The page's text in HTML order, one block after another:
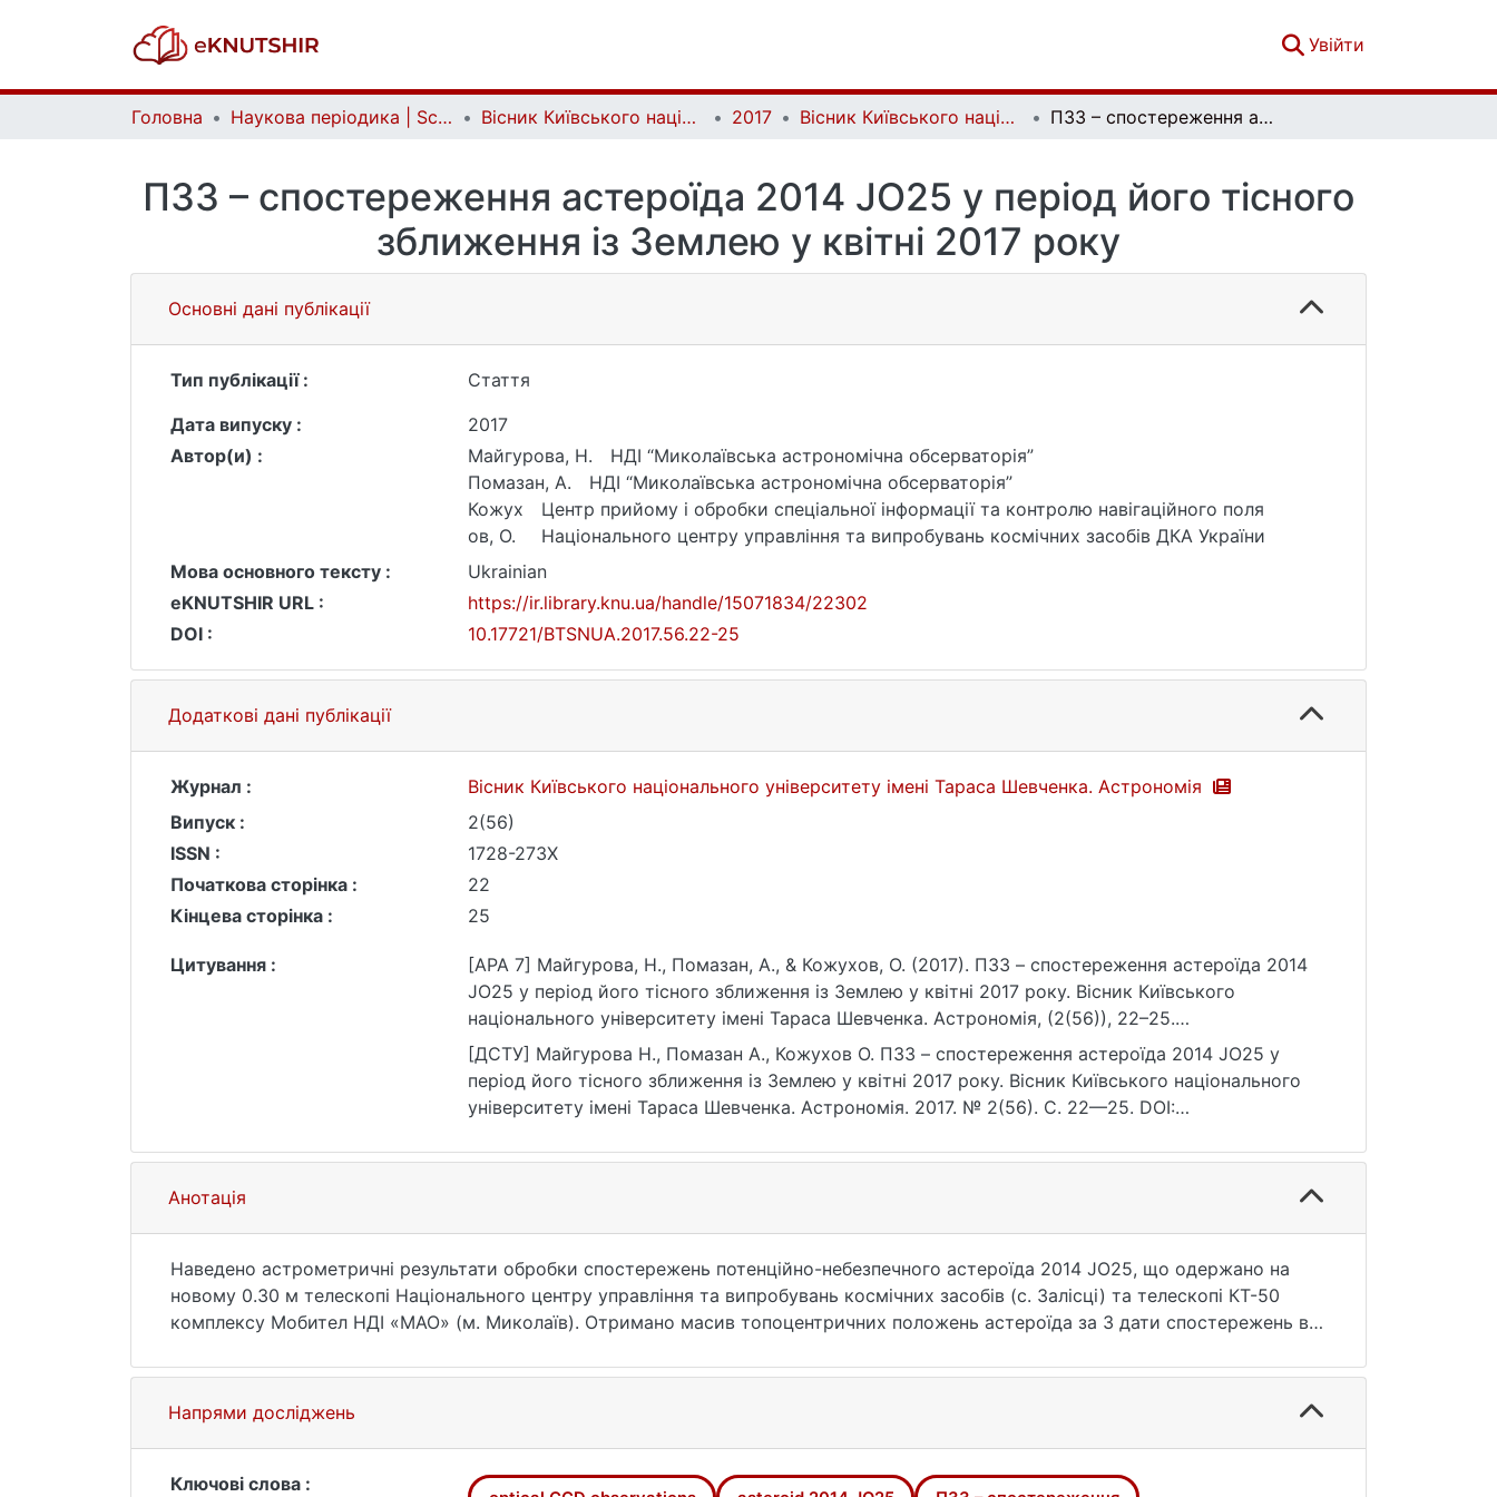
Увійти
Головна Наукова періодика | Scientific periodicals Вісник Київського національного університету імені Тараса Шевченка. Астрономія | Bulletin of Taras Shevchenko National University of Kyiv. Astronomy 2017 Вісник Київського національного університету імені Тараса Шевченка. Астрономія. Вип. 2(56) ПЗЗ – спостереження астероїда 2014 JO25 у період його тісного зближення із Землею у квітні 2017 року
ПЗЗ – спостереження астероїда 2014 JO25 у період його тісного
зближення із Землею у квітні 2017 року
Основні дані публікації
Тип публікації :
Стаття
Дата випуску :
2017
Автор(и) :
Майгурова, Н.
НДІ “Миколаївська астрономічна обсерваторія”
Помазан, А.
НДІ “Миколаївська астрономічна обсерваторія”
Кожух
ов, О.
Центр прийому і обробки спеціальної інформації та контролю навігаційного поля
Національного центру управління та випробувань космічних засобів ДКА України
Мова основного тексту :
Ukrainian
eKNUTSHIR URL :
https://ir.library.knu.ua/handle/15071834/22302
DOI :
10.17721/BTSNUA.2017.56.22-25
Додаткові дані публікації
Журнал :
Вісник Київського національного університету імені Тараса Шевченка. Астрономія
Випуск :
2(56)
ISSN :
1728-273X
Початкова сторінка :
22
Кінцева сторінка :
25
Цитування :
[APA 7] Майгурова, Н., Помазан, А., & Кожухов, О. (2017). ПЗЗ – спостереження астероїда 2014
JO25 у період його тісного зближення із Землею у квітні 2017 року. Вісник Київського
національного університету імені Тараса Шевченка. Астрономія, (2(56)), 22–25.
https://doi.org/10.17721/BTSNUA.2017.56.22-25
[ДСТУ] Майгурова Н., Помазан А., Кожухов О. ПЗЗ – спостереження астероїда 2014 JO25 у
період його тісного зближення із Землею у квітні 2017 року. Вісник Київського національного
університету імені Тараса Шевченка. Астрономія. 2017. № 2(56). С. 22—25. DOI:
Анотація
Наведено астрометричні результати обробки спостережень потенційно-небезпечного астероїда 2014 JO25, що одержано на
новому 0.30 м телескопі Національного центру управління та випробувань космічних засобів (с. Залісці) та телескопі КТ-50
комплексу Мобител НДІ «МАО» (м. Миколаїв). Отримано масив топоцентричних положень астероїда за 3 дати спостережень в
ефемеридою HORIZONS лабораторії NASA JPL. Середні значення СКП різниць (О – С) по обох координатах знаходяться в
діапазоні (0.1 – 0.2)² для спостережень в Миколаєві і (0.3 – 0.4)² для спостережень в Залісцах.
Напрями досліджень
Ключові слова :